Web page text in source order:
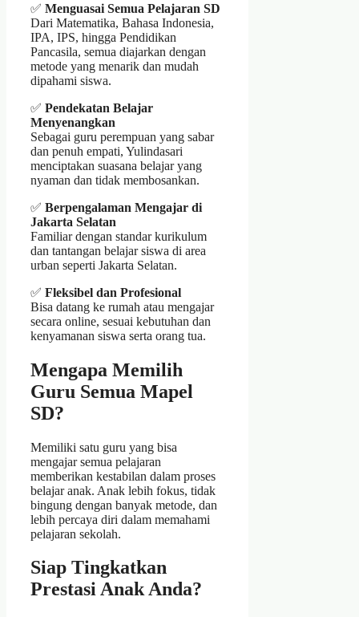
✅ Menguasai Semua Pelajaran SD
Dari Matematika, Bahasa Indonesia,
IPA, IPS, hingga Pendidikan
Pancasila, semua diajarkan dengan
metode yang menarik dan mudah
dipahami siswa.
✅ Pendekatan Belajar
Menyenangkan
Sebagai guru perempuan yang sabar
dan penuh empati, Yulindasari
menciptakan suasana belajar yang
nyaman dan tidak membosankan.
✅ Berpengalaman Mengajar di
Jakarta Selatan
Familiar dengan standar kurikulum
dan tantangan belajar siswa di area
urban seperti Jakarta Selatan.
✅ Fleksibel dan Profesional
Bisa datang ke rumah atau mengajar
secara online, sesuai kebutuhan dan
kenyamanan siswa serta orang tua.
Mengapa Memilih
Guru Semua Mapel
SD?
Memiliki satu guru yang bisa
mengajar semua pelajaran
memberikan kestabilan dalam proses
belajar anak. Anak lebih fokus, tidak
bingung dengan banyak metode, dan
lebih percaya diri dalam memahami
pelajaran sekolah.
Siap Tingkatkan
Prestasi Anak Anda?